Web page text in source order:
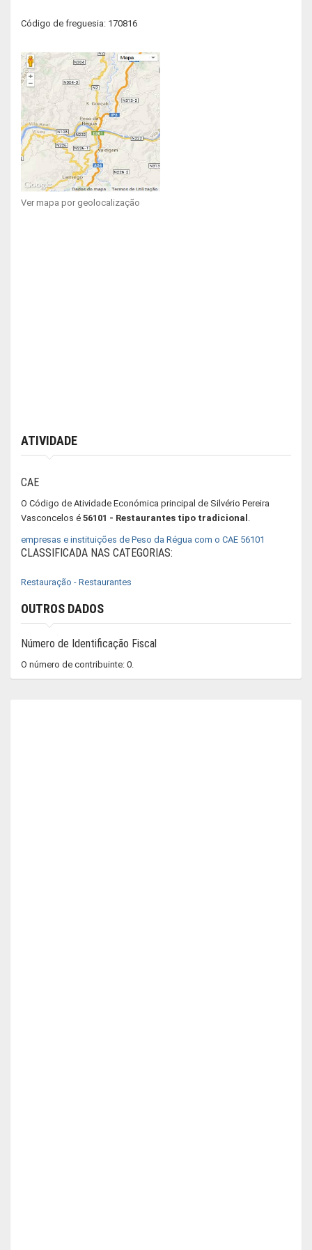
Código de freguesia: 170816
Ver mapa por geolocalização
ATIVIDADE
CAE
O Código de Atividade Económica principal de Silvério Pereira
Vasconcelos é 56101 - Restaurantes tipo tradicional .
empresas e instituições de Peso da Régua com o CAE 56101
CLASSIFICADA NAS CATEGORIAS:
Restauração - Restaurantes
OUTROS DADOS
Número de Identificação Fiscal
O número de contribuinte: 0.